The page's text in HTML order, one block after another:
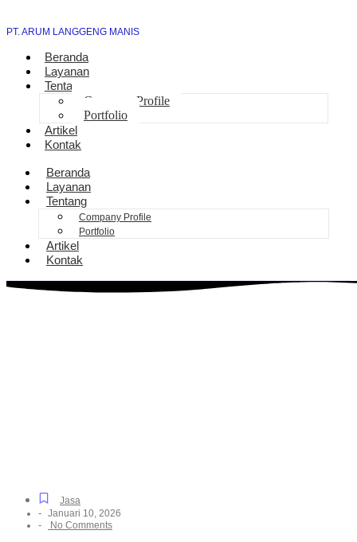
PT. ARUM LANGGENG MANIS
Beranda
Layanan
Tentang
Company Profile
Portfolio
Artikel
Kontak
Beranda
Layanan
Tentang
Company Profile
Portfolio
Artikel
Kontak
Jasa
- Januari 10, 2026
- No Comments